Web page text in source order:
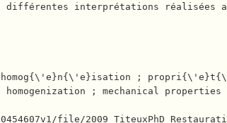
différentes interprétations réalisées
; mechanical